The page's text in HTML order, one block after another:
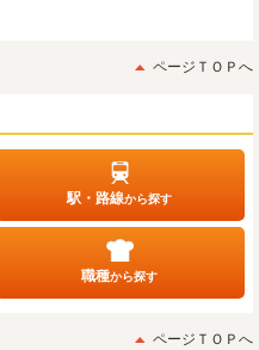
ページＴＯＰへ
駅・路線から探す
職種から探す
ページＴＯＰへ